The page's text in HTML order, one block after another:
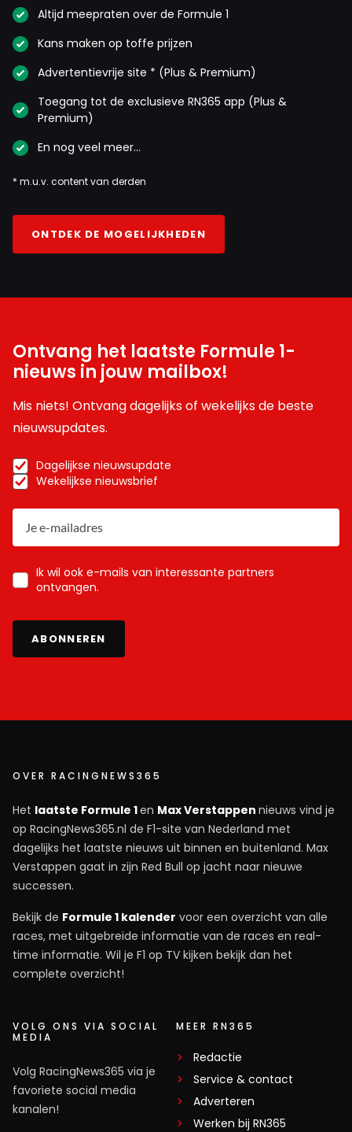
Altijd meepraten over de Formule 1
Kans maken op toffe prijzen
Advertentievrije site * (Plus & Premium)
Toegang tot de exclusieve RN365 app (Plus &
Premium)
En nog veel meer…
* m.u.v. content van derden
ONTDEK DE MOGELIJKHEDEN
Ontvang het laatste Formule 1-
nieuws in jouw mailbox!
Mis niets! Ontvang dagelijks of wekelijks de beste
nieuwsupdates.
Dagelijkse nieuwsupdate
Wekelijkse nieuwsbrief
Ik wil ook e-mails van interessante partners
ontvangen.
ABONNEREN
OVER RACINGNEWS365
Het laatste Formule 1en Max Verstappen nieuws vind je
op RacingNews365.nl de F1-site van Nederland met
dagelijks het laatste nieuws uit binnen en buitenland. Max
Verstappen gaat in zijn Red Bull op jacht naar nieuwe
successen.
Bekijk de Formule 1 kalender voor een overzicht van alle
races, met uitgebreide informatie van de races en real-
time informatie. Wil je F1 op TV kijken bekijk dan het
complete overzicht!
VOLG ONS VIA SOCIAL
MEDIA
Volg RacingNews365 via je
favoriete social media
kanalen!
MEER RN365
Redactie
Service & contact
Adverteren
Werken bij RN365